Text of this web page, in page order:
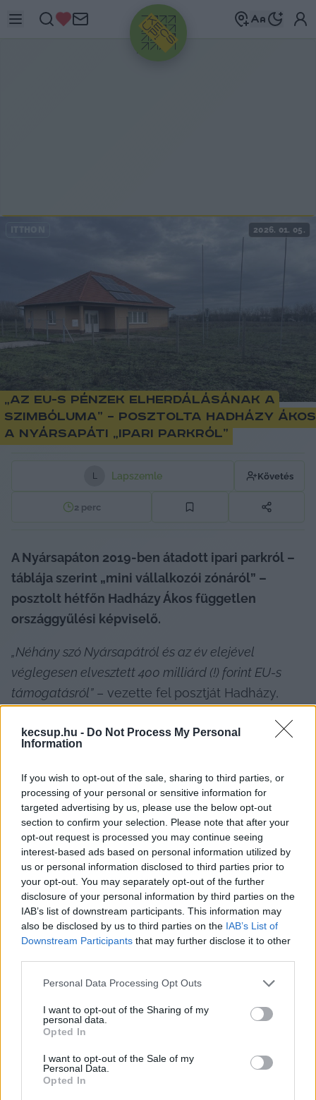
kecsup.hu - Do Not Process My Personal
Information
If you wish to opt-out of the sale, sharing to third parties, or
processing of your personal or sensitive information for
targeted advertising by us, please use the below opt-out
section to confirm your selection. Please note that after your
opt-out request is processed you may continue seeing
interest-based ads based on personal information utilized by
us or personal information disclosed to third parties prior to
your opt-out. You may separately opt-out of the further
disclosure of your personal information by third parties on the
IAB’s list of downstream participants. This information may
also be disclosed by us to third parties on the IAB’s List of
Downstream Participants that may further disclose it to other
Please note that this website/app uses one or more Google
not limited to your visit or usage behaviour. You may click to
grant or deny consent to Google and its third-party tags to
use your data for below specified purposes in below Google
consent section.
Personal Data Processing Opt Outs
I want to opt-out of the Sharing of my
personal data.
Opted In
I want to opt-out of the Sale of my
Personal Data.
Opted In
HIRDETÉS
2026. 01. 05.
„Az EU-s pénzek elherdálásának a
szimbóluma” – posztolta Hadházy Ákos
a nyársapáti „ipari parkról”
L Lapszemle Követés
2 perc
A Nyársapáton 2019-ben átadott ipari parkról –
táblája szerint „mini vállalkozói zónáról” –
posztolt hétfőn Hadházy Ákos független
országgyűlési képviselő.
„Néhány szó Nyársapátról és az év elejével
véglegesen elvesztett 400 milliárd (!) forint EU-s
támogatásról” – vezette fel posztját Hadházy,
forintból építettek fel, majd adtak át „nagy
házat (‘inkubátor ház’), ami körül két hektár telket
körbevettek kerítéssel”. Hozzátette, a területet
további kerítésekkel felosztották hat részre, de a
belső kerítéseket „azóta ellopták/elszállították
máshová”.
„Kb. ennyi történt a hat év alatt. Gazdasági
tevékenységnek csak annyi nyoma van, hogy a
terület távoli sarkába valaki letett néhány
szalmabálát… Gondolom, lassan majd a valaki
megveszi jó olcsón a házikót. Több mindennek a
jelképe ez is: az orbáni nagy magyar gazdasági
pénzek elherdálásának a szimbóluma”
összegzett Hadházy Ákos.